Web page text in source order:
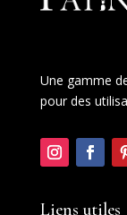
Une gamme
pour des
Liens utiles